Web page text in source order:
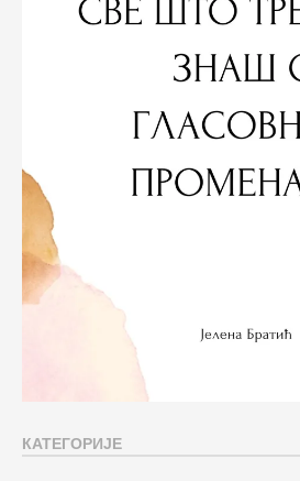
КАТЕГОРИЈЕ